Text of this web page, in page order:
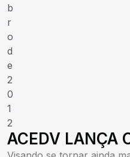
b
r
o
d
e
2
0
1
2
ACEDV LANÇA